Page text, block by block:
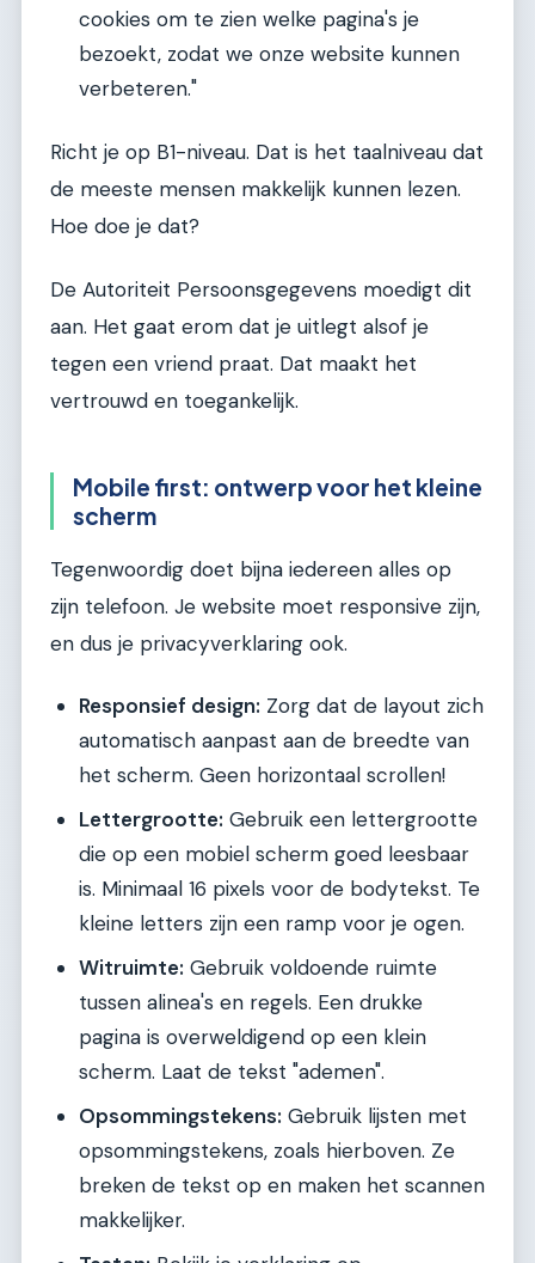
cookies om te zien welke pagina's je
bezoekt, zodat we onze website kunnen
verbeteren."
Richt je op B1-niveau. Dat is het taalniveau dat
de meeste mensen makkelijk kunnen lezen.
Hoe doe je dat?
De Autoriteit Persoonsgegevens moedigt dit
aan. Het gaat erom dat je uitlegt alsof je
tegen een vriend praat. Dat maakt het
vertrouwd en toegankelijk.
Mobile first: ontwerp voor het kleine
scherm
Tegenwoordig doet bijna iedereen alles op
zijn telefoon. Je website moet responsive zijn,
en dus je privacyverklaring ook.
Responsief design: Zorg dat de layout zich
automatisch aanpast aan de breedte van
het scherm. Geen horizontaal scrollen!
Lettergrootte: Gebruik een lettergrootte
die op een mobiel scherm goed leesbaar
is. Minimaal 16 pixels voor de bodytekst. Te
kleine letters zijn een ramp voor je ogen.
Witruimte: Gebruik voldoende ruimte
tussen alinea's en regels. Een drukke
pagina is overweldigend op een klein
scherm. Laat de tekst "ademen".
Opsommingstekens: Gebruik lijsten met
opsommingstekens, zoals hierboven. Ze
breken de tekst op en maken het scannen
makkelijker.